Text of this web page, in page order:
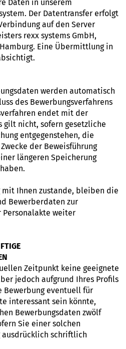
Daten in unserem
Der Datentransfer erfolgt
auf den Server
rexx systems GmbH,
Hamburg. Eine Übermittlung in
werden automatisch
des Bewerbungsverfahrens
endet mit der
gilt nicht, sofern gesetzliche
entgegenstehen, die
der Beweisführung
längeren Speicherung
Ihnen zustande, bleiben die
Bewerberdaten zur
Personalakte weiter
Zeitpunkt keine geeignete
jedoch aufgrund Ihres Profils
Bewerbung eventuell für
interessant sein könnte,
Bewerbungsdaten zwölf
Sie einer solchen
ausdrücklich schriftlich